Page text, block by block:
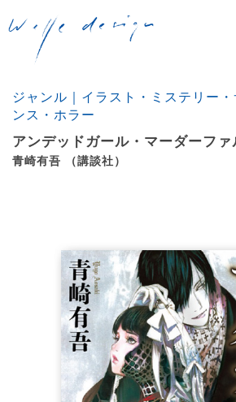
ジャンル｜イラスト・ミステリー
ンス・ホラー
アンデッドガール・マーダーファ
青崎有吾 （講談社）